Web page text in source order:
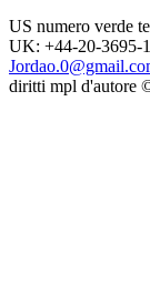
US numero verde
UK: +44-20-3695-
diritti mpl d'autore